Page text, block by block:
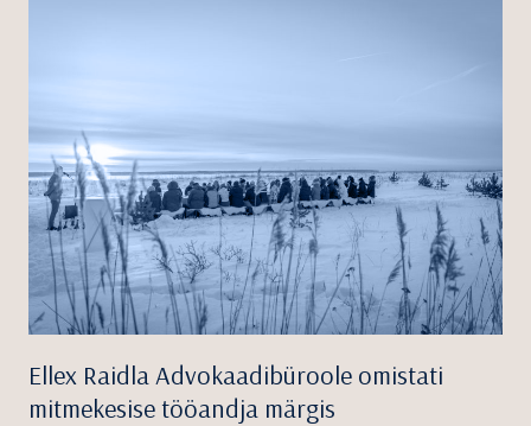
Ellex Raidla Advokaadibüroole omistati
mitmekesise tööandja märgis